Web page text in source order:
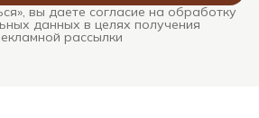
вы даете согласие на обработку
данных в целях получения
рассылки